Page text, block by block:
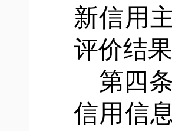
新信用
评价结
第四条
信用信